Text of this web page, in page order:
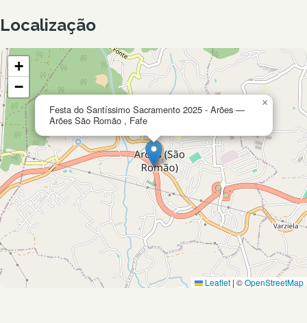
Localização
Festa do Santíssimo Sacramento 2025 - Arões —
Arões São Romão , Fafe
×
+
−
Leaflet | ©OpenStreetMap